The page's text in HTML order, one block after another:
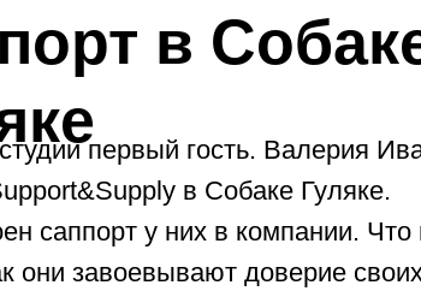
в
первый гость. Валерия
в Собаке Гуляке.
саппорт у них в компании.
они завоевывают доверие